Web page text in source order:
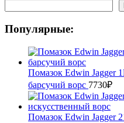
Популярные:
Помазок Edwin Jagger
барсучий ворс 7730₽
Помазок Edwin Jagger